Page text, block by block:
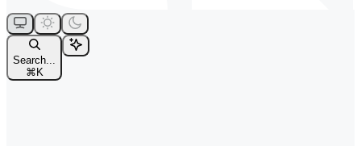
Search...
⌘ K